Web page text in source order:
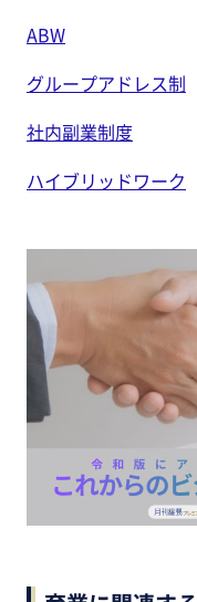
ABW
グループアドレス制
社内副業制度
ハイブリッドワーク